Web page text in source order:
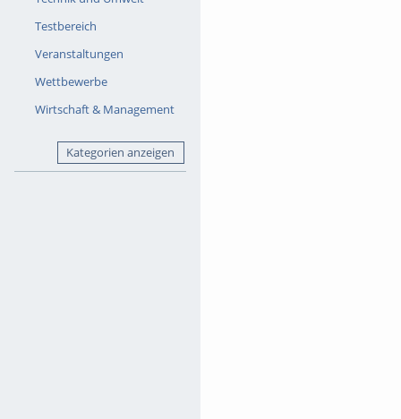
Testbereich
Veranstaltungen
Wettbewerbe
Wirtschaft & Management
Kategorien anzeigen